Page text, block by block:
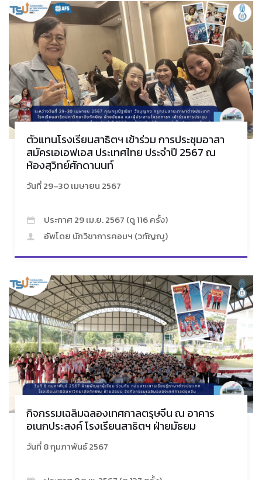
ตัวแทนโรงเรียนสาธิตฯ เข้าร่วม การประชุมอาสา
สมัครเอเอฟเอส ประเทศไทย ประจำปี 2567 ณ
ห้องสุวิทย์ศักดานนท์
วันที่ 29–30 เมษายน 2567
ประกาศ 29 เม.ย. 2567 (ดู 116 ครั้ง)
อัพโดย นักวิชาการคอมฯ (วทัญญู)
กิจกรรมเฉลิมฉลองเทศกาลตรุษจีน ณ อาคาร
อเนกประสงค์ โรงเรียนสาธิตฯ ฝ่ายมัธยม
วันที่ 8 กุมภาพันธ์ 2567